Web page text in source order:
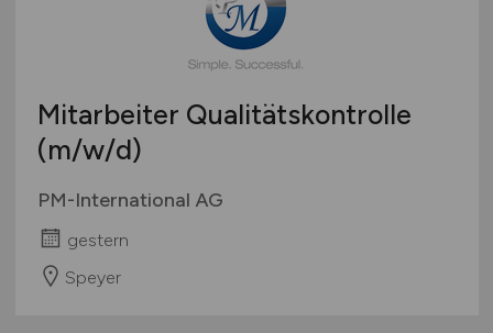
Mitarbeiter Qualitätskontrolle
(m/w/d)
PM-International AG
gestern
Speyer